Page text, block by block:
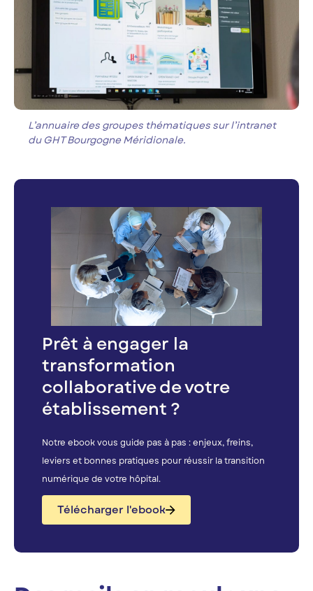
L’annuaire des groupes thématiques sur l’intranet
du GHT Bourgogne Méridionale.
Prêt à engager la
transformation
collaborative de votre
établissement ?
Notre ebook vous guide pas à pas : enjeux, freins,
leviers et bonnes pratiques pour réussir la transition
numérique de votre hôpital.
Télécharger l'ebook